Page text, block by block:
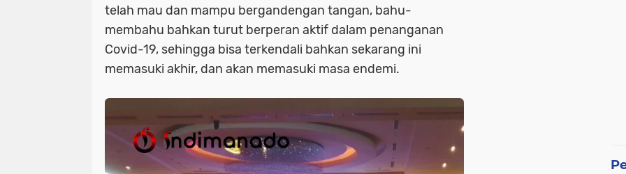
telah mau dan mampu bergandengan tangan, bahu-
membahu bahkan turut berperan aktif dalam penanganan
Covid-19, sehingga bisa terkendali bahkan sekarang ini
memasuki akhir, dan akan memasuki masa endemi.